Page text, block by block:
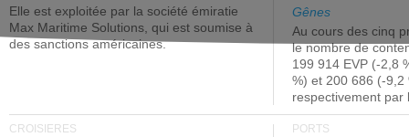
Elle est exploitée par la société émiratie
Max Maritime Solutions, qui est soumise à
des sanctions américaines.
Gênes
Au cours des cinq
le nombre de
199 914 EVP (-2,8
%) et 200 686 (-9,2
respectivement par
CROISIÈRES PORTS